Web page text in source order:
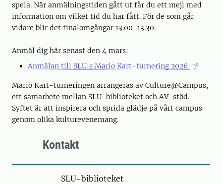
spela. När anmälningstiden gått ut får du ett mejl med
information om vilket tid du har fått. För de som går
vidare blir det finalomgångar 13.00-13.30.
Anmäl dig här senast den 4 mars:
Anmälan till SLU:s Mario Kart-turnering 2026
Mario Kart-turneringen arrangeras av Culture@Campus,
ett samarbete mellan SLU-biblioteket och AV-stöd.
Syftet är att inspirera och sprida glädje på vårt campus
genom olika kulturevenemang.
Kontakt
SLU-biblioteket